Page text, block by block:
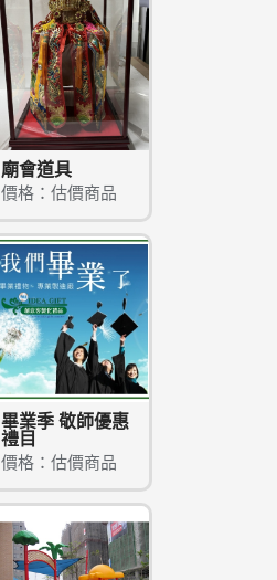
廟會道具
價格：估價商品
畢業季 敬師優惠
禮目
價格：估價商品